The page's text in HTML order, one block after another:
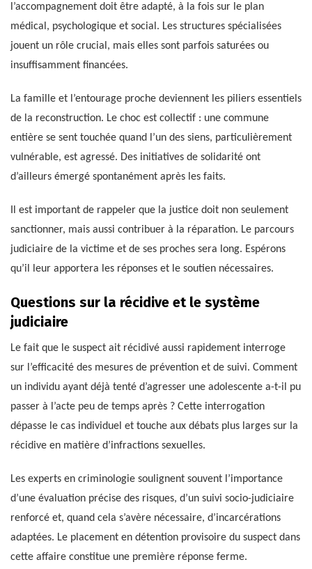
l’accompagnement doit être adapté, à la fois sur le plan
médical, psychologique et social. Les structures spécialisées
jouent un rôle crucial, mais elles sont parfois saturées ou
insuffisamment financées.
La famille et l’entourage proche deviennent les piliers essentiels
de la reconstruction. Le choc est collectif : une commune
entière se sent touchée quand l’un des siens, particulièrement
vulnérable, est agressé. Des initiatives de solidarité ont
d’ailleurs émergé spontanément après les faits.
Il est important de rappeler que la justice doit non seulement
sanctionner, mais aussi contribuer à la réparation. Le parcours
judiciaire de la victime et de ses proches sera long. Espérons
qu’il leur apportera les réponses et le soutien nécessaires.
Questions sur la récidive et le système
judiciaire
Le fait que le suspect ait récidivé aussi rapidement interroge
sur l’efficacité des mesures de prévention et de suivi. Comment
un individu ayant déjà tenté d’agresser une adolescente a-t-il pu
passer à l’acte peu de temps après ? Cette interrogation
dépasse le cas individuel et touche aux débats plus larges sur la
récidive en matière d’infractions sexuelles.
Les experts en criminologie soulignent souvent l’importance
d’une évaluation précise des risques, d’un suivi socio-judiciaire
renforcé et, quand cela s’avère nécessaire, d’incarcérations
adaptées. Le placement en détention provisoire du suspect dans
cette affaire constitue une première réponse ferme.